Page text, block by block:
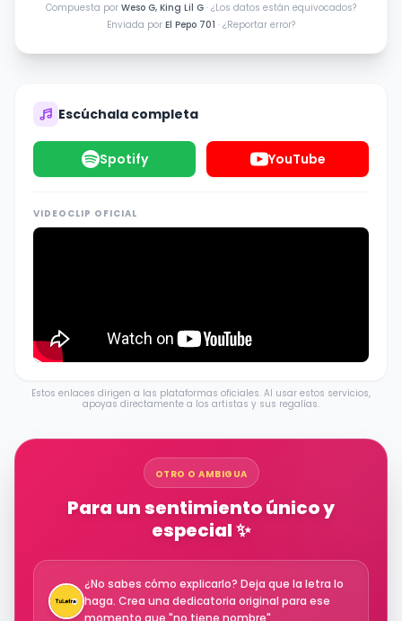
Compuesta por Weso G, King Lil G · ¿Los datos están equivocados?
Enviada por El Pepo 701 · ¿Reportar error?
Escúchala completa
Spotify YouTube
VIDEOCLIP OFICIAL
Estos enlaces dirigen a las plataformas oficiales. Al usar estos servicios,
apoyas directamente a los artistas y sus regalías.
OTRO O AMBIGUA
Para un sentimiento único y
especial ✨
¿No sabes cómo explicarlo? Deja que la letra lo
haga. Crea una dedicatoria original para ese
momento que "no tiene nombre".